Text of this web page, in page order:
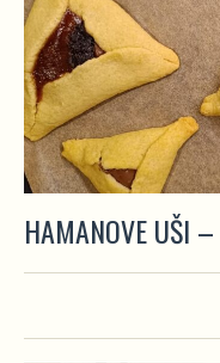
HAMANOVE UŠI